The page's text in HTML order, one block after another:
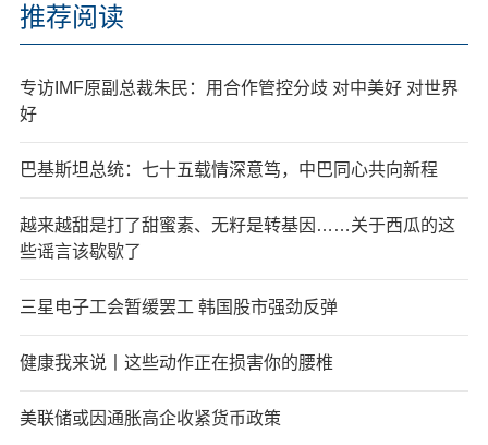
推荐阅读
专访IMF原副总裁朱民：用合作管控分歧 对中美好 对世界
好
巴基斯坦总统：七十五载情深意笃，中巴同心共向新程
越来越甜是打了甜蜜素、无籽是转基因……关于西瓜的这
些谣言该歇歇了
三星电子工会暂缓罢工 韩国股市强劲反弹
健康我来说丨这些动作正在损害你的腰椎
美联储或因通胀高企收紧货币政策